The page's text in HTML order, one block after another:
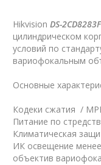
Hikvision DS-
цилиндрическом
условий по
вариофокальным
Основные
Кодеки сжатия /
Питание по
Климатическая
ИК освещение
объектив